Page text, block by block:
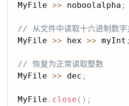
MyFile >> noboolalpha ;
// 从文件中读取十六进制数字
MyFile >> hex >> myInt ;
// 恢复为正常读取整数
MyFile >> dec ;
MyFile . close ( ) ;